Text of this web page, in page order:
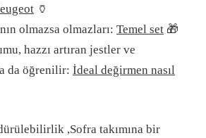
🏺
olmazsa olmazları: Temel set 🎁
hazzı artıran jestler ve
da öğrenilir: İdeal değirmen nasıl
,Sofra takımına bir